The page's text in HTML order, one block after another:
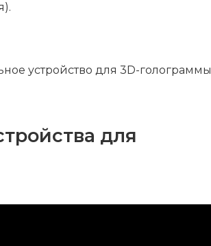
устройство для 3D-голограммы
для